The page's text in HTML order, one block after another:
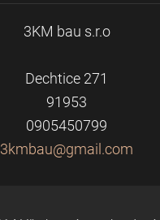
3KM bau s.r.o
Dechtice 271
91953
0905450799
3kmbau@gmail.com